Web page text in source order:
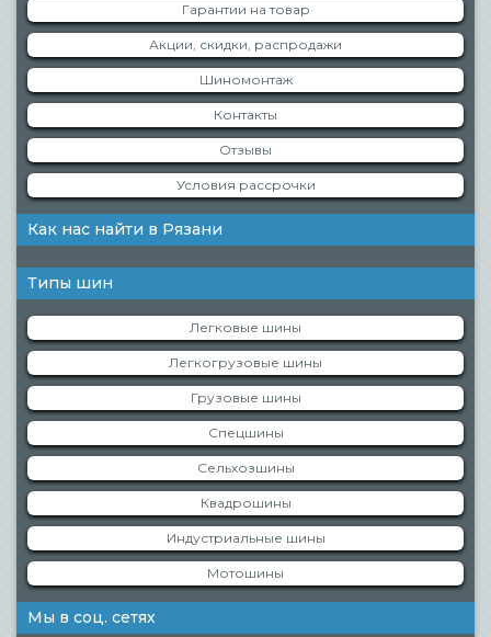
Гарантии на товар
Акции, скидки, распродажи
Шиномонтаж
Контакты
Отзывы
Условия рассрочки
Как нас найти в Рязани
Типы шин
Легковые шины
Легкогрузовые шины
Грузовые шины
Спецшины
Сельхозшины
Квадрошины
Индустриальные шины
Мотошины
Мы в соц. сетях